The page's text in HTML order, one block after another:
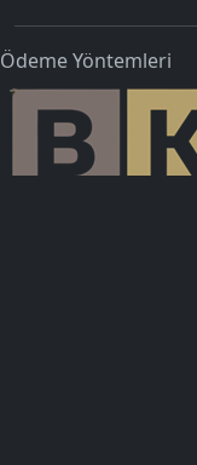
Ödeme Yöntemleri